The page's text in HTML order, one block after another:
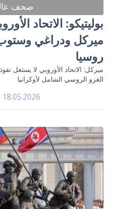
صحف
بوليتيكو: الاتحاد
ميركل ودراغي
روسيا
ميركل: الاتحاد الأوروبي لا يستغل
الغزو الروسي الشامل لأوكرانيا
18.05.2026 - 20:31